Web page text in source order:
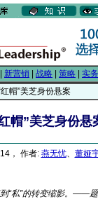
新营销 战略 策略 实务
红帽”美芝身份悬案
帽”美芝身份悬
， 作者: 燕无忧、 董娅
到“私”的转变缩影。——